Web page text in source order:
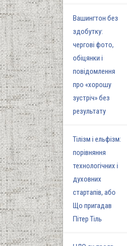
Вашингтон без
здобутку:
чергові фото,
обіцянки і
повідомлення
про «хорошу
зустріч» без
результату
Тілізм і ельфізм:
порівняння
технологічних і
духовних
стартапів, або
Що пригадав
Пітер Тіль